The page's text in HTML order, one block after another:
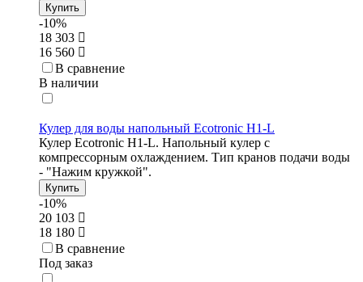
Купить
-10%
18 303
16 560
В сравнение
В наличии
Кулер для воды напольный Ecotronic H1-L
Кулер Ecotronic H1-L. Напольный кулер с
компрессорным охлаждением. Тип кранов подачи воды
- "Нажим кружкой".
Купить
-10%
20 103
18 180
В сравнение
Под заказ